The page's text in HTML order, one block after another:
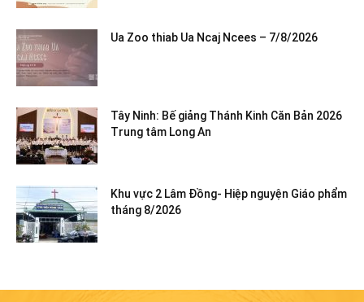
Ua Zoo thiab Ua Ncaj Ncees – 7/8/2026
Tây Ninh: Bế giảng Thánh Kinh Căn Bản 2026
Trung tâm Long An
Khu vực 2 Lâm Đồng- Hiệp nguyện Giáo phẩm
tháng 8/2026